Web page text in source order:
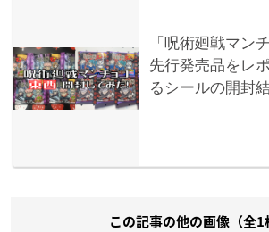
この記事の他の画像（全1